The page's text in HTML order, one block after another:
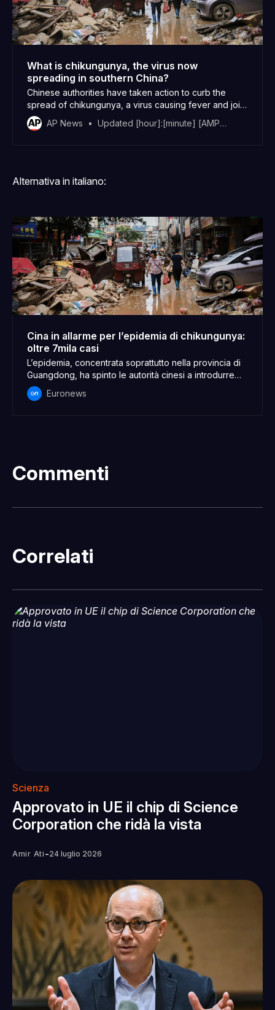
What is chikungunya, the virus now
spreading in southern China?
Chinese authorities have taken action to curb the
spread of chikungunya, a virus causing fever and joint
pain.
AP News Updated [hour]:[minute] [AMPM] [timezone], [monthFull] [day], [year]
Alternativa in italiano:
Cina in allarme per l’epidemia di chikungunya:
oltre 7mila casi
L’epidemia, concentrata soprattutto nella provincia di
Guangdong, ha spinto le autorità cinesi a introdurre
zanzariere, disinfestazioni di massa e droni per
eliminare i focolai di zanzare, con multe salate per chi
Euronews
Commenti
Correlati
Scienza
Approvato in UE il chip di Science
Corporation che ridà la vista
Amir Ati -24 luglio 2026